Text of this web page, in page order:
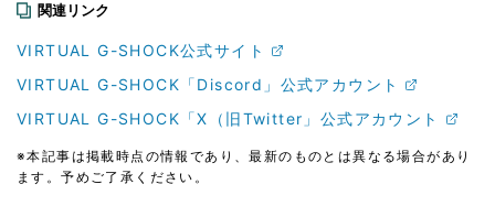
関連リンク
VIRTUAL G-SHOCK公式サイト
VIRTUAL G-SHOCK「Discord」公式アカウント
VIRTUAL G-SHOCK「X（旧Twitter」公式アカウント
※本記事は掲載時点の情報であり、最新のものとは異なる場合があり
ます。予めご了承ください。